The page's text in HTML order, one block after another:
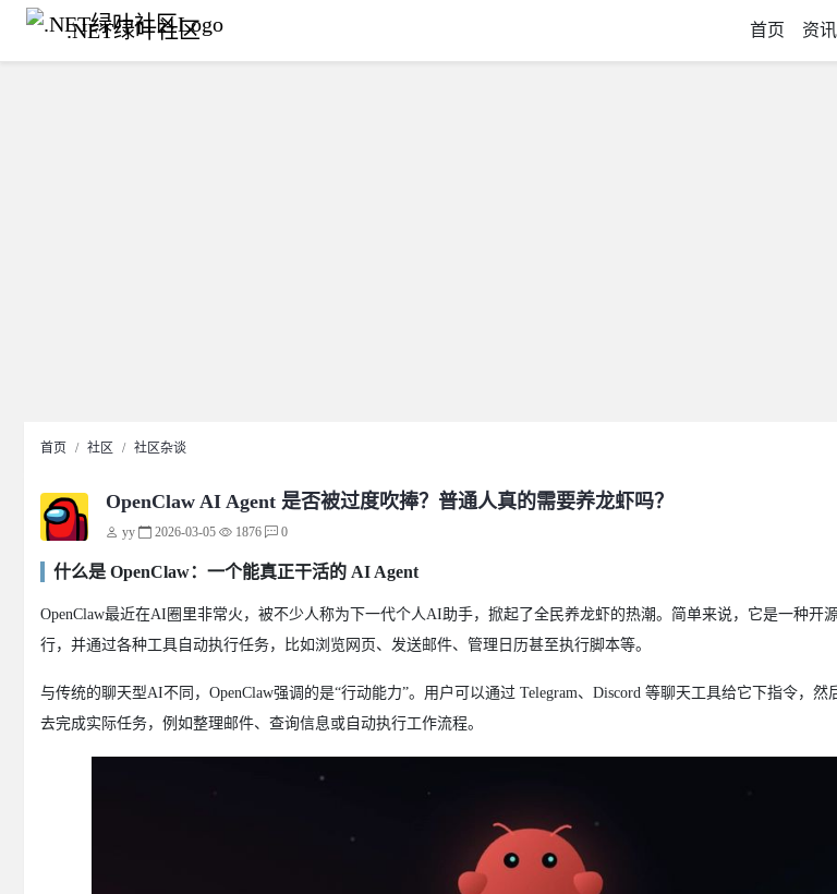
.NET绿叶社区 首页 资讯
首页 社区 社区杂谈
OpenClaw AI Agent 是否被过度吹捧？普通人真的需要养龙虾吗？
yy 2026-03-05 1876 0
什么是 OpenClaw：一个能真正干活的 AI Agent
OpenClaw最近在AI圈里非常火，被不少人称为下一代个人AI助手，掀起了全民养龙虾的热潮。简单来说，它是一种开
行，并通过各种工具自动执行任务，比如浏览网页、发送邮件、管理日历甚至执行脚本等。
与传统的聊天型AI不同，OpenClaw强调的是“行动能力”。用户可以通过 Telegram、Discord 等聊天工具给它下指令，
去完成实际任务，例如整理邮件、查询信息或自动执行工作流程。